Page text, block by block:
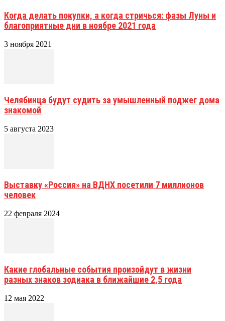
Когда делать покупки, а когда стричься: фазы Луны и
благоприятные дни в ноябре 2021 года
3 ноября 2021
Челябинца будут судить за умышленный поджег дома
знакомой
5 августа 2023
Выставку «Россия» на ВДНХ посетили 7 миллионов
человек
22 февраля 2024
Какие глобальные события произойдут в жизни
разных знаков зодиака в ближайшие 2,5 года
12 мая 2022